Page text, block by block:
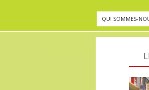
QUI SOMMES-